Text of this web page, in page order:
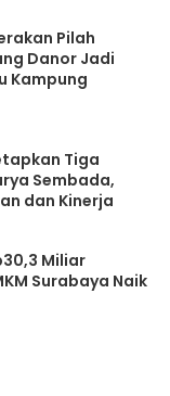
Pilah
Danor Jadi
Kampung
Tiga
Sembada,
dan Kinerja
Miliar
Surabaya Naik